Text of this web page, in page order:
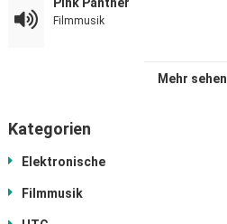
Filmmusik
Mehr sehen
Kategorien
Elektronische
Filmmusik